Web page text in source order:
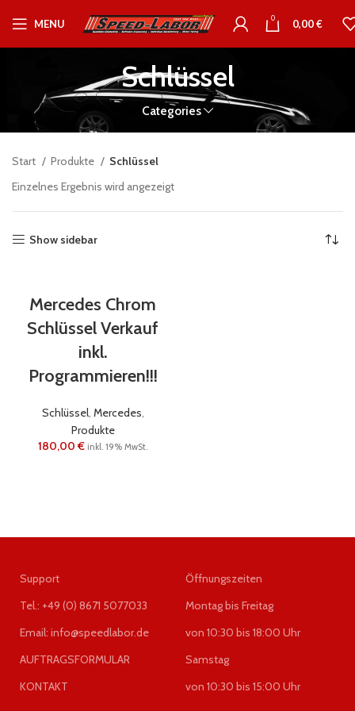
MENU 0 0,00€
Schlüssel
Categories
Start Produkte
Schlüssel
Einzelnes Ergebnis wird angezeigt
Show sidebar
Mercedes Chrom
Schlüssel Verkauf
inkl.
Programmieren!!!
Schlüssel, Mercedes,
Produkte
180,00€ inkl. 19% MwSt.
Support
Tel.: +49 (0) 8671 5077033
Email: info@speedlabor.de
AUFTRAGSFORMULAR
KONTAKT
Öffnungszeiten
Montag bis Freitag
von 10:30 bis 18:00 Uhr
Samstag
von 10:30 bis 15:00 Uhr